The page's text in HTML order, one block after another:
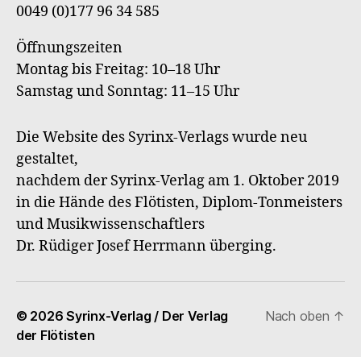
0049 (0)177 96 34 585
Öffnungszeiten
Montag bis Freitag: 10–18 Uhr
Samstag und Sonntag: 11–15 Uhr
Die Website des Syrinx-Verlags wurde neu
gestaltet,
nachdem der Syrinx-Verlag am 1. Oktober 2019
in die Hände des Flötisten, Diplom-Tonmeisters
und Musikwissenschaftlers
Dr. Rüdiger Josef Herrmann überging.
© 2026Syrinx-Verlag / Der Verlag
der Flötisten
Nach oben ↑